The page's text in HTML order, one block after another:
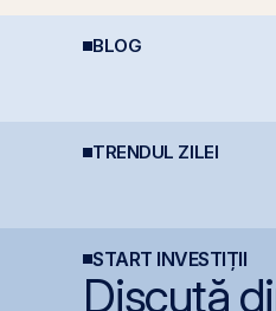
BLOG
Ce este deducerea de
TRENDUL ZILEI
Digi Spain stabilește
START INVESTIȚII
Discută